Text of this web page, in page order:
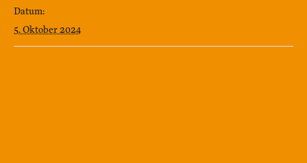
Datum:
5. Oktober 2024